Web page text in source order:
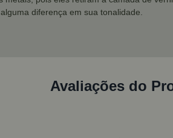
diferença em sua tonalidade.
Avaliações do